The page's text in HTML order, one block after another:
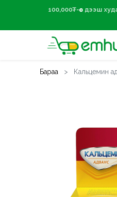
Бараа Кальцемин